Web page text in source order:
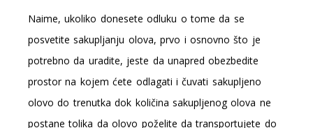
Naime, ukoliko donesete odluku o tome da se
posvetite sakupljanju olova, prvo i osnovno što je
potrebno da uradite, jeste da unapred obezbedite
prostor na kojem ćete odlagati i čuvati sakupljeno
olovo do trenutka dok količina sakupljenog olova ne
postane tolika da olovo poželite da transportujete do